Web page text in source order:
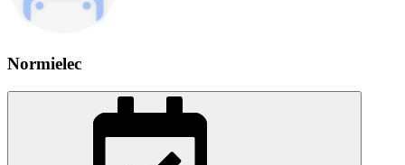
Normielec